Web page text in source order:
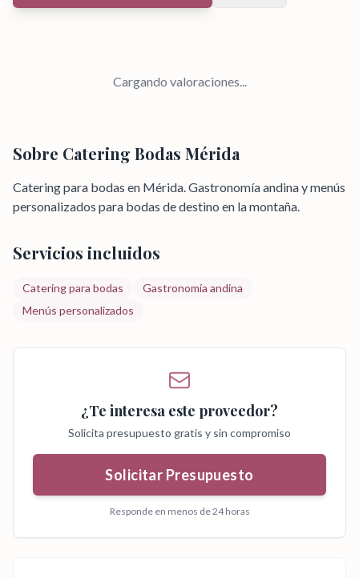
Cargando valoraciones...
Sobre Catering Bodas Mérida
Catering para bodas en Mérida. Gastronomía andina y menús
personalizados para bodas de destino en la montaña.
Servicios incluidos
Catering para bodas
Gastronomía andina
Menús personalizados
¿Te interesa este proveedor?
Solicita presupuesto gratis y sin compromiso
Solicitar Presupuesto
Responde en menos de 24 horas